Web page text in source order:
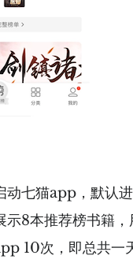
动七猫app，默认
示8本推荐榜书籍，
10次，即总共一